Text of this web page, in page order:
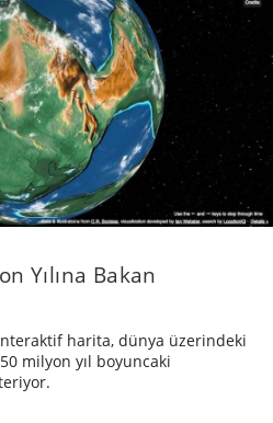
Yılına Bakan
harita, dünya üzerindeki
milyon yıl boyuncaki